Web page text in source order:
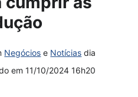
Negócios e Notícias dia
em11/10/2024 16h20